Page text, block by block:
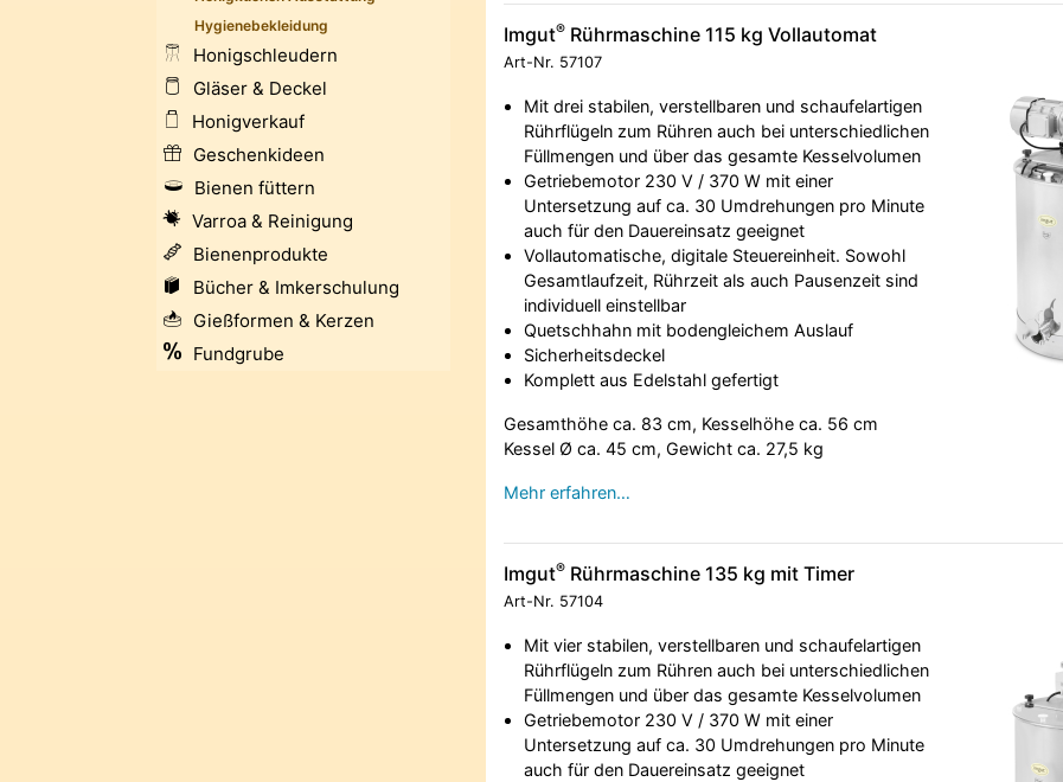
Hygienebekleidung
Honigschleudern
Gläser & Deckel
Honigverkauf
Geschenkideen
Bienen füttern
Varroa & Reinigung
Bienenprodukte
Bücher & Imkerschulung
Gießformen & Kerzen
Fundgrube
Imgut®Rührmaschine 115 kg Vollautomat
Art-Nr. 57107
Mit drei stabilen, verstellbaren und schaufelartigen
Rührflügeln zum Rühren auch bei unterschiedlichen
Füllmengen und über das gesamte Kesselvolumen
Getriebemotor 230 V / 370 W mit einer
Untersetzung auf ca. 30 Umdrehungen pro Minute
auch für den Dauereinsatz geeignet
Vollautomatische, digitale Steuereinheit. Sowohl
Gesamtlaufzeit, Rührzeit als auch Pausenzeit sind
individuell einstellbar
Quetschhahn mit bodengleichem Auslauf
Sicherheitsdeckel
Komplett aus Edelstahl gefertigt
Gesamthöhe ca. 83 cm, Kesselhöhe ca. 56 cm
Kessel Ø ca. 45 cm, Gewicht ca. 27,5 kg
Mehr erfahren…
Imgut®Rührmaschine 135 kg mit Timer
Art-Nr. 57104
Mit vier stabilen, verstellbaren und schaufelartigen
Rührflügeln zum Rühren auch bei unterschiedlichen
Füllmengen und über das gesamte Kesselvolumen
Getriebemotor 230 V / 370 W mit einer
Untersetzung auf ca. 30 Umdrehungen pro Minute
auch für den Dauereinsatz geeignet